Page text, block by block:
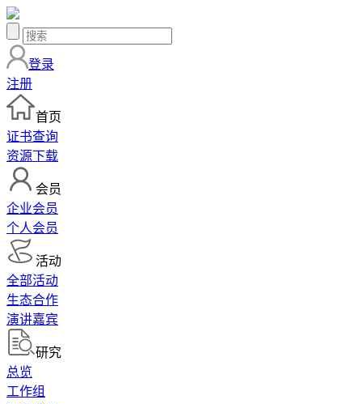
登录
注册
首页
证书查询
资源下载
会员
企业会员
个人会员
活动
全部活动
生态合作
演讲嘉宾
研究
总览
工作组